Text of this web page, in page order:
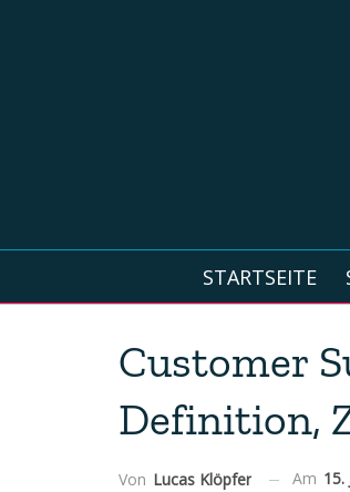
STARTSEITE
Customer
Definition,
Von Lucas Klöpfer Am 15.